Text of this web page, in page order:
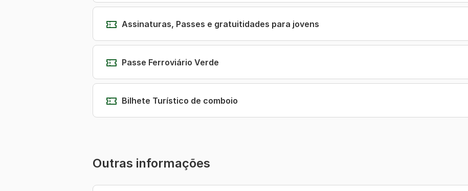
Assinaturas, Passes e gratuitidades para jovens
Passe Ferroviário Verde
Bilhete Turístico de comboio
Outras informações